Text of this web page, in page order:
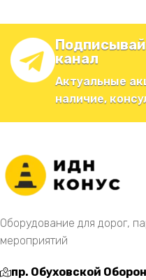
канал
Актуальные
наличие,
Оборудование для дорог,
мероприятий
пр. Обуховской